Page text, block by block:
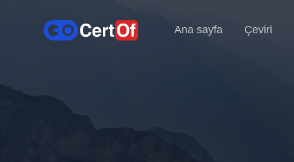
Ana sayfa Çeviri